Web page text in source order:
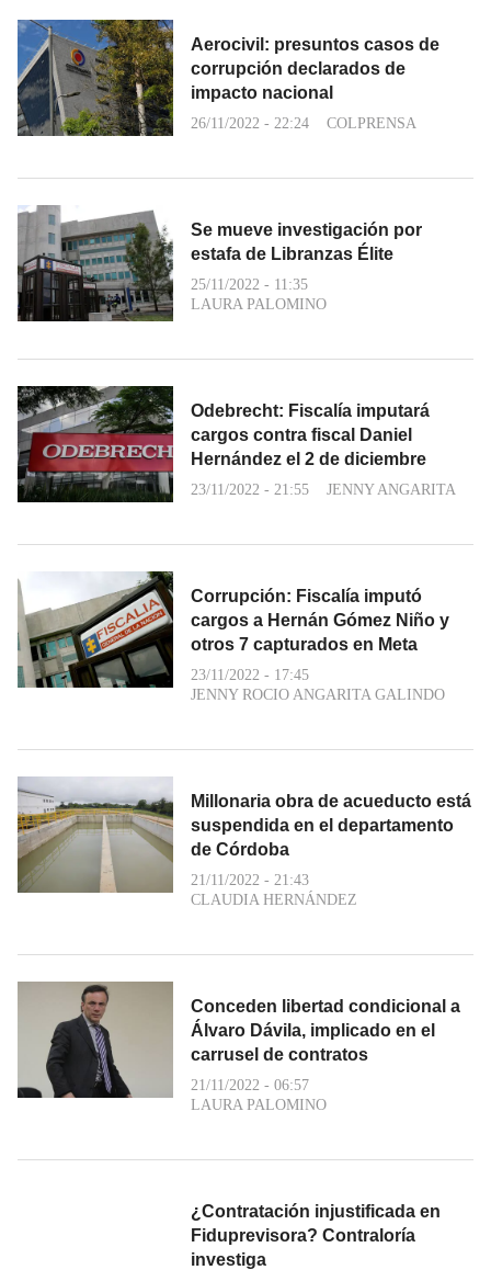
Aerocivil: presuntos casos de
corrupción declarados de
impacto nacional
26/11/2022 - 22:24 COLPRENSA
Se mueve investigación por
estafa de Libranzas Élite
25/11/2022 - 11:35
LAURA PALOMINO
Odebrecht: Fiscalía imputará
cargos contra fiscal Daniel
Hernández el 2 de diciembre
23/11/2022 - 21:55 JENNY ANGARITA
Corrupción: Fiscalía imputó
cargos a Hernán Gómez Niño y
otros 7 capturados en Meta
23/11/2022 - 17:45
JENNY ROCIO ANGARITA GALINDO
Millonaria obra de acueducto está
suspendida en el departamento
de Córdoba
21/11/2022 - 21:43
CLAUDIA HERNÁNDEZ
Conceden libertad condicional a
Álvaro Dávila, implicado en el
carrusel de contratos
21/11/2022 - 06:57
LAURA PALOMINO
¿Contratación injustificada en
Fiduprevisora? Contraloría
investiga